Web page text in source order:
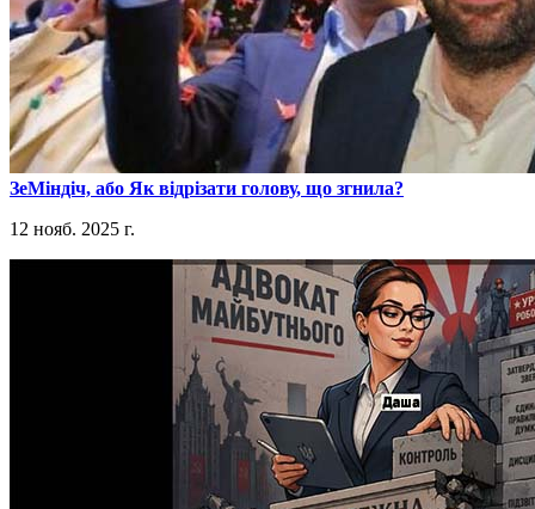
​ЗеМіндіч, або Як відрізати голову, що згнила?
12 нояб. 2025 г.